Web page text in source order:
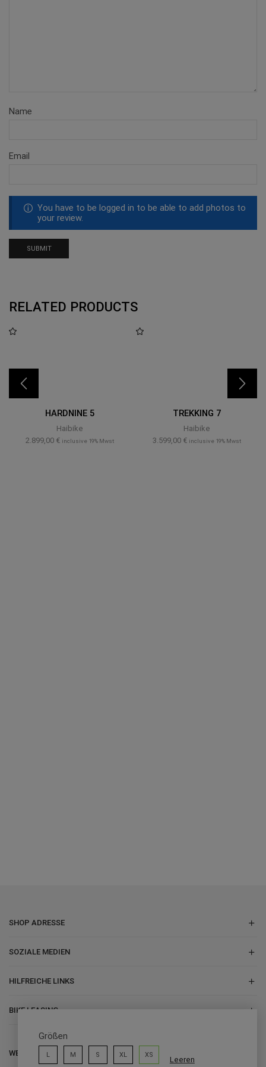
Name
Email
You have to be logged in to be able to add photos to
your review.
RELATED PRODUCTS
HARDNINE 5
Haibike
2.899,00 € inclusive 19% Mwst
TREKKING 7
Haibike
3.599,00 € inclusive 19% Mwst
SHOP ADRESSE
SOZIALE MEDIEN
HILFREICHE LINKS
BIKE LEASING
WEITERFÜHRENDE LINKS
Größen
L M S XL XS
Leeren